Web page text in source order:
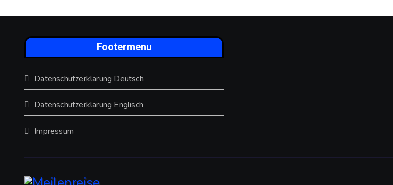
Footermenu
Datenschutzerklärung Deutsch
Datenschutzerklärung Englisch
Impressum